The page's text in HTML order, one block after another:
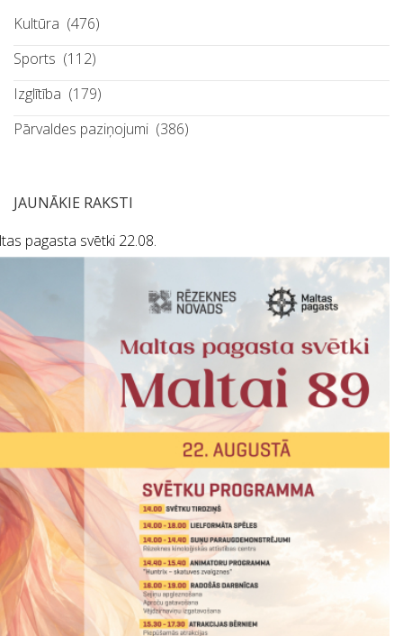
Kultūra (476)
Sports (112)
Izglītība (179)
Pārvaldes paziņojumi (386)
JAUNĀKIE RAKSTI
pagasta svētki 22.08.